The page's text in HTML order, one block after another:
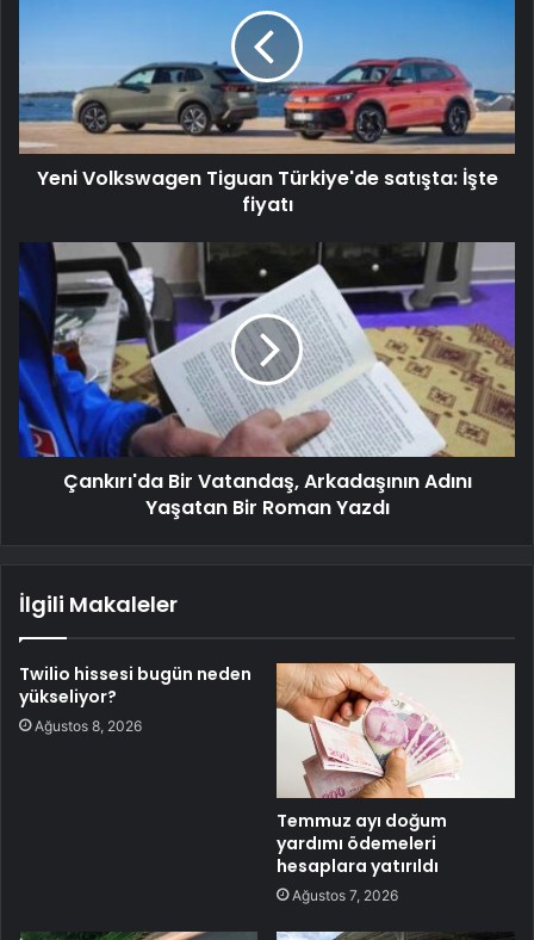
Yeni Volkswagen Tiguan Türkiye'de satışta: İşte
fiyatı
Çankırı'da Bir Vatandaş, Arkadaşının Adını
Yaşatan Bir Roman Yazdı
İlgili Makaleler
Twilio hissesi bugün neden
yükseliyor?
Ağustos 8, 2026
Temmuz ayı doğum
yardımı ödemeleri
hesaplara yatırıldı
Ağustos 7, 2026